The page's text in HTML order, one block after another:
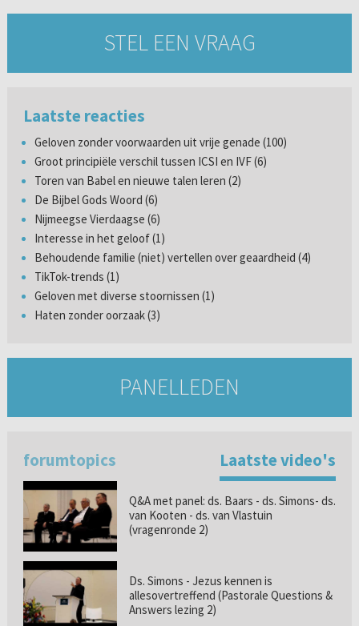
STEL EEN VRAAG
Laatste reacties
Geloven zonder voorwaarden uit vrije genade (100)
Groot principiële verschil tussen ICSI en IVF (6)
Toren van Babel en nieuwe talen leren (2)
De Bijbel Gods Woord (6)
Nijmeegse Vierdaagse (6)
Interesse in het geloof (1)
Behoudende familie (niet) vertellen over geaardheid (4)
TikTok-trends (1)
Geloven met diverse stoornissen (1)
Haten zonder oorzaak (3)
PANELLEDEN
forumtopics Laatste video's
Q&A met panel: ds. Baars - ds. Simons- ds.
van Kooten - ds. van Vlastuin
(vragenronde 2)
Ds. Simons - Jezus kennen is
allesovertreffend (Pastorale Questions &
Answers lezing 2)